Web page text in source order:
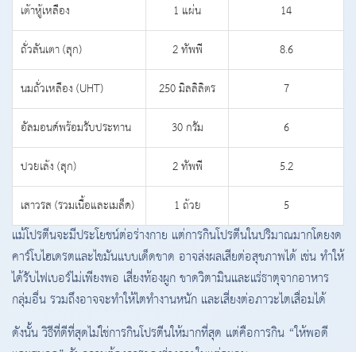
เต้าหู้เหลือง
1 แผ่น
14
ถั่วลันเตา (สุก)
2 ทัพพี
8.6
นมถั่วเหลือง (UHT)
250 มิลลิลิตร
7
อัลมอนด์พร้อมรับประทาน
30 กรัม
6
ปวยเล้ง (สุก)
2 ทัพพี
5.2
เสาวรส (รวมเนื้อและเมล็ด)
1 ถ้วย 5
แม้โปรตีนจะมีประโยชน์ต่อร่างกาย แต่การกินโปรตีนในปริมาณมากโดยงด
คาร์โบไฮเดรตและไขมันแบบเด็ดขาด อาจส่งผลเสียต่อสุขภาพได้ เช่น ทำให้
ได้รับไฟเบอร์ไม่เพียงพอ เสี่ยงท้องผูก ขาดวิตามินและแร่ธาตุจากอาหาร
กลุ่มอื่น รวมถึงอาจจะทำให้ไตทำงานหนัก และเสี่ยงต่อภาวะไตเสื่อมได้
ดังนั้น วิธีที่ดีที่สุดไม่ใช่การกินโปรตีนให้มากที่สุด แต่คือการกิน “ให้พอดี